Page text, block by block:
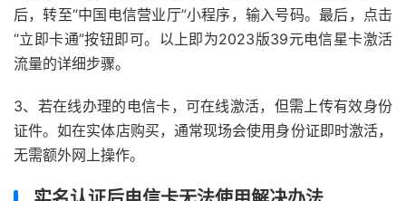
后，转至“中国电信营业厅”小程序，输入号码。最后，点击
“立即卡通”按钮即可。以上即为2023版39元电信星卡激活
流量的详细步骤。
3、若在线办理的电信卡，可在线激活，但需上传有效身份
证件。如在实体店购买，通常现场会使用身份证即时激活，
无需额外网上操作。